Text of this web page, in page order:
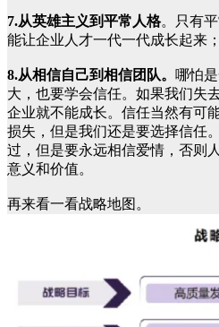
7.从英雄主义到平常人格。只有
能让企业人才一代一代成长起来；
8.从相信自己到相信团队。 哪怕
大，也要学会信任。如果我们失
企业就不能成长。信任当然有可
损失，但是我们还是要选择信任
过，但是要永远相信爱情，否则
意义和价值。
再来看一看战略地图。